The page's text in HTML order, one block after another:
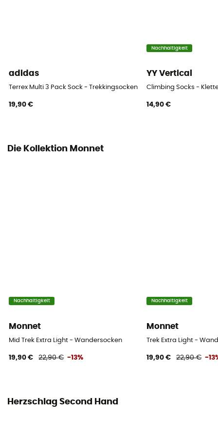
adidas
Terrex Multi 3 Pack Sock - Trekkingsocken
19,90 €
Nachhaltigkeit
YY Vertical
Climbing Socks -
14,90 €
Die Kollektion Monnet
Nachhaltigkeit
Monnet
Mid Trek Extra Light - Wandersocken
19,90 € 22,90 € -13%
Nachhaltigkeit
Monnet
Trek Extra Light -
19,90 € 22,90 € -
Herzschlag Second Hand